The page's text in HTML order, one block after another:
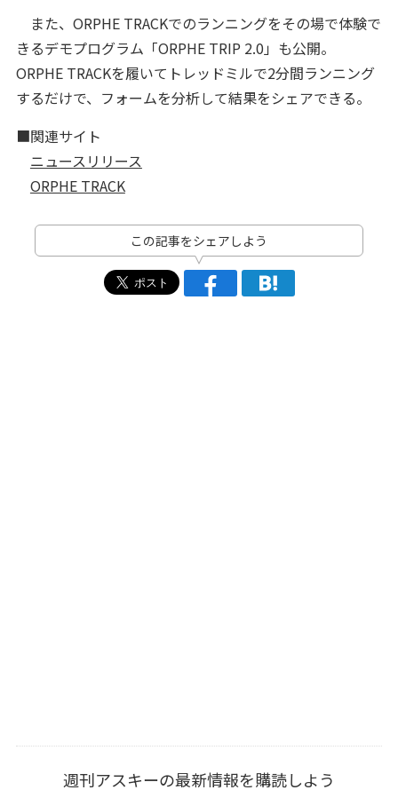
また、ORPHE TRACKでのランニングをその場で体験で
きるデモプログラム「ORPHE TRIP 2.0」も公開。
ORPHE TRACKを履いてトレッドミルで2分間ランニング
するだけで、フォームを分析して結果をシェアできる。
■関連サイト
ニュースリリース
ORPHE TRACK
この記事をシェアしよう
週刊アスキーの最新情報を購読しよう